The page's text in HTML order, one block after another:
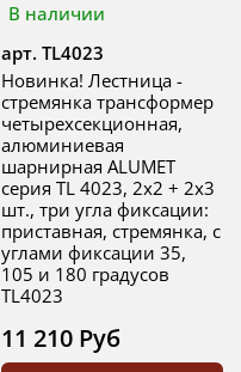
В наличии
арт. TL4023
Новинка! Лестница -
стремянка трансформер
четырехсекционная,
алюминиевая
шарнирная ALUMET
серия TL 4023, 2х2 + 2х3
шт., три угла фиксации:
приставная, стремянка, с
углами фиксации 35,
105 и 180 градусов
TL4023
11 210 Руб